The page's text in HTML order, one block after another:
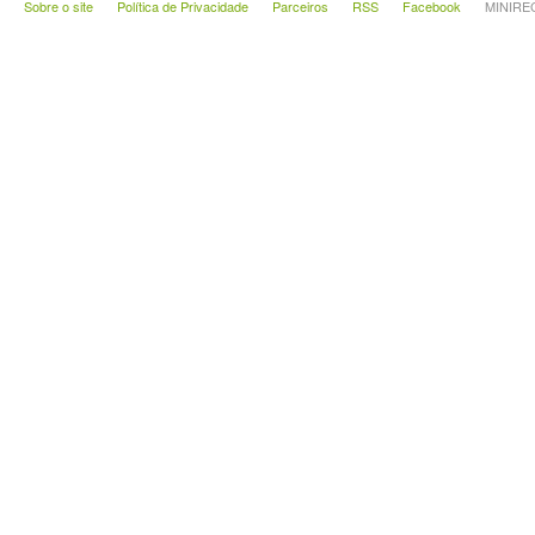
Sobre o site Política de Privacidade Parceiros RSS Facebook